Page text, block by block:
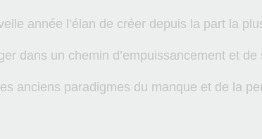
année l’élan de créer depuis la part la
dans un chemin d’empuissancement et
anciens paradigmes du manque et de la